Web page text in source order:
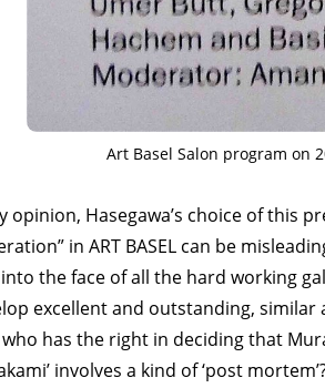
Art Basel Salon program on
opinion, Hasegawa’s choice of this
in ART BASEL can be
the face of all the hard working
excellent and outstanding,
has the right in deciding that
involves a kind of ‘post